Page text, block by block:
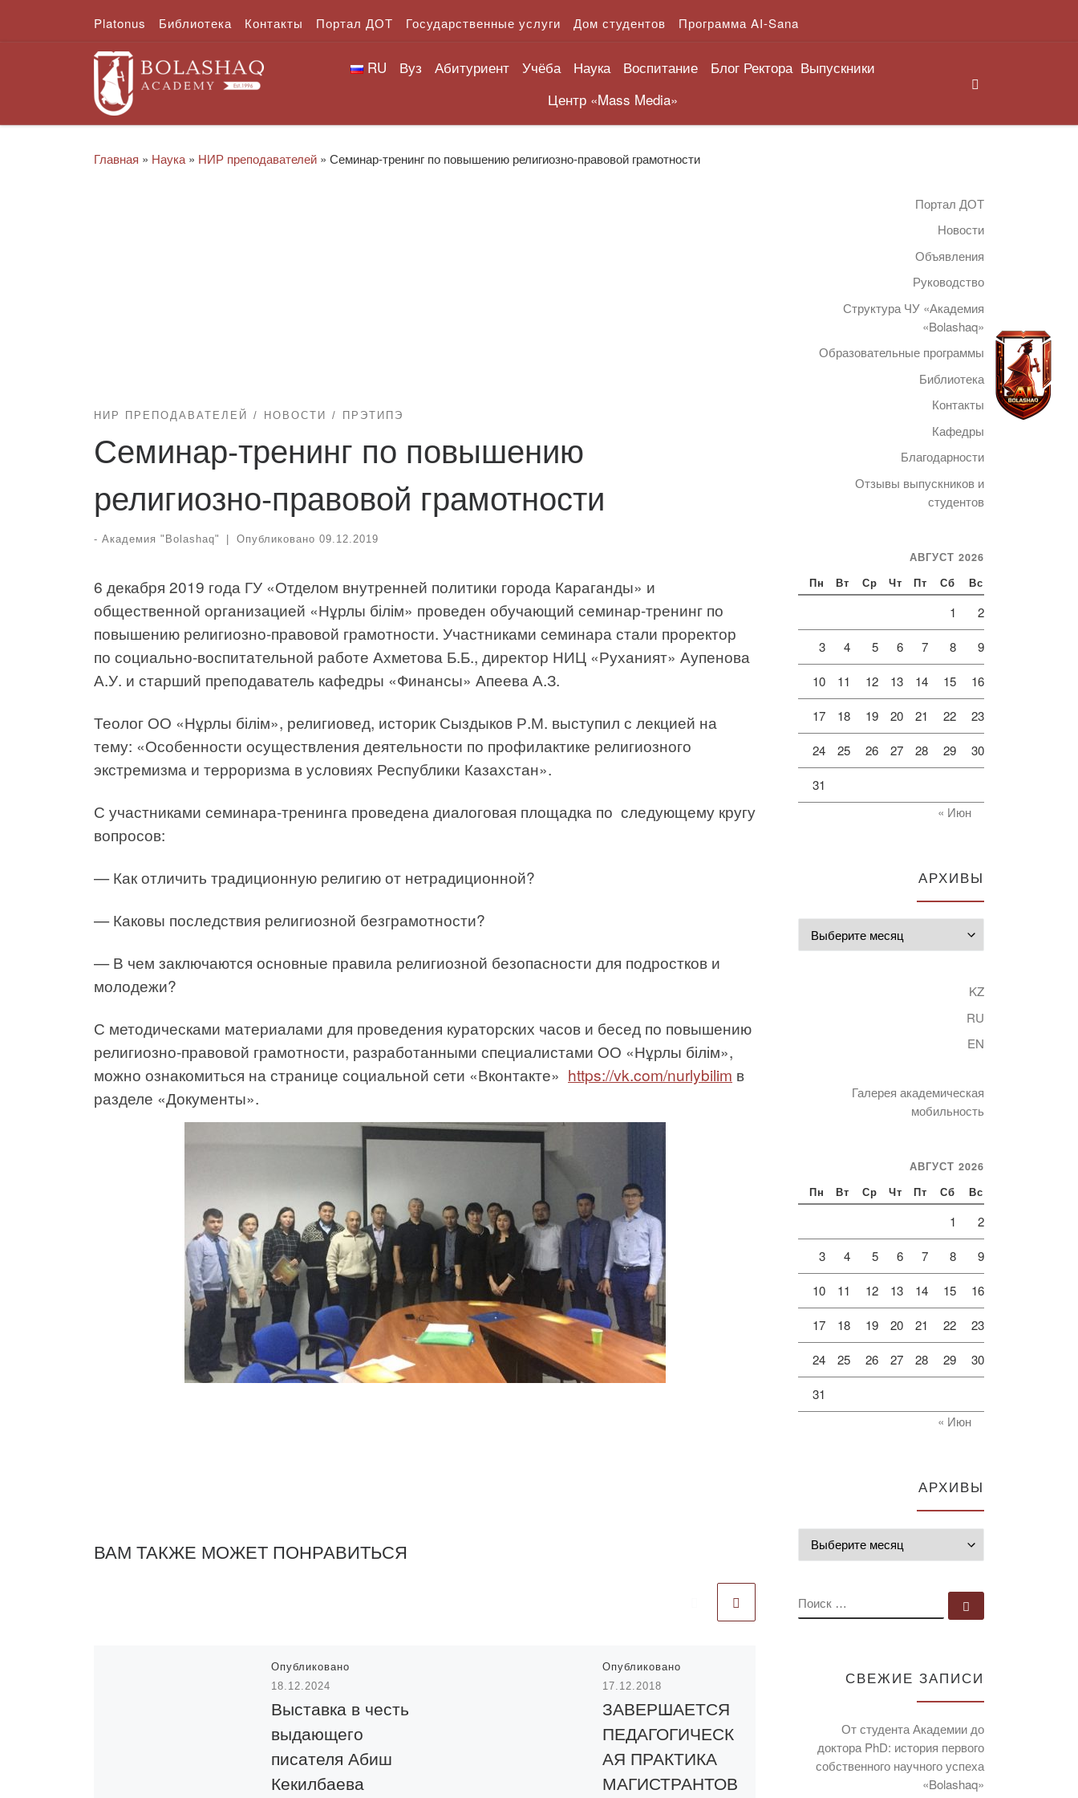
Перейти к содержимому
Platonus Библиотека Контакты Портал ДОТ Государственные услуги Дом студентов Программа AI-Sana
RU Вуз Абитуриент Учёба Наука Воспитание Блог Ректора Выпускники
Центр «Mass Media»
Главная » Наука » НИР преподавателей » Семинар-тренинг по повышению религиозно-правовой грамотности
НИР ПРЕПОДАВАТЕЛЕЙ НОВОСТИ ПРЭТИПЭ
Семинар-тренинг по повышению
религиозно-правовой грамотности
- Академия "Bolashaq" Опубликовано 09.12.2019
6 декабря 2019 года ГУ «Отделом внутренней политики города Караганды» и
общественной организацией «Нұрлы білім» проведен обучающий семинар-тренинг по
повышению религиозно-правовой грамотности. Участниками семинара стали проректор
по социально-воспитательной работе Ахметова Б.Б., директор НИЦ «Руханият» Аупенова
А.У. и старший преподаватель кафедры «Финансы» Апеева А.З.
Теолог ОО «Нұрлы білім», религиовед, историк Сыздыков Р.М. выступил с лекцией на
тему: «Особенности осуществления деятельности по профилактике религиозного
экстремизма и терроризма в условиях Республики Казахстан».
С участниками семинара-тренинга проведена диалоговая площадка по следующему кругу
вопросов:
— Как отличить традиционную религию от нетрадиционной?
— Каковы последствия религиозной безграмотности?
— В чем заключаются основные правила религиозной безопасности для подростков и
молодежи?
С методическами материалами для проведения кураторских часов и бесед по повышению
религиозно-правовой грамотности, разработанными специалистами ОО «Нұрлы білім»,
можно ознакомиться на странице социальной сети «Вконтакте» https://vk.com/nurlybilim в
разделе «Документы».
ВАМ ТАКЖЕ МОЖЕТ ПОНРАВИТЬСЯ
Опубликовано
18.12.2024
Выставка в честь
выдающего
писателя Абиш
Кекилбаева
Опубликовано
17.12.2018
ЗАВЕРШАЕТСЯ
ПЕДАГОГИЧЕСК
АЯ ПРАКТИКА
МАГИСТРАНТОВ
16.09.2022
Встреча со
студентами в
рамках проекта
«Я выбираю
Портал ДОТ
Новости
Объявления
Руководство
Структура ЧУ «Академия
«Bolashaq»
Образовательные программы
Библиотека
Контакты
Кафедры
Благодарности
Отзывы выпускников и
студентов
АВГУСТ 2026
Пн Вт Ср Чт Пт Сб Вс
1 2
3 4 5 6 7 8 9
10 11 12 13 14 15 16
17 18 19 20 21 22 23
24 25 26 27 28 29 30
31
« Июн
АРХИВЫ
KZ
RU
EN
Галерея академическая
мобильность
АВГУСТ 2026
Пн Вт Ср Чт Пт Сб Вс
1 2
3 4 5 6 7 8 9
10 11 12 13 14 15 16
17 18 19 20 21 22 23
24 25 26 27 28 29 30
31
« Июн
АРХИВЫ
ПОИСК
СВЕЖИЕ ЗАПИСИ
От студента Академии до
доктора PhD: история первого
собственного научного успеха
«Bolashaq»